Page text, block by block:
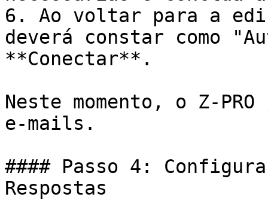
6. Ao voltar para a
deverá constar como
**Conectar**.
Neste momento, o Z-
e-mails.
#### Passo 4:
Respostas